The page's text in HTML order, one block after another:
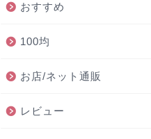
おすすめ
100均
お店/ネット通販
レビュー